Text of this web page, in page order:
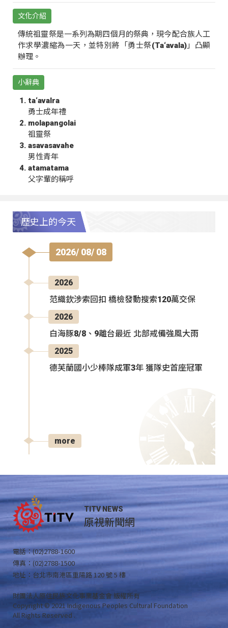
文化介紹
傳統祖靈祭是一系列為期四個月的祭典，現今配合族人工
作求學濃縮為一天，並特別將「勇士祭(Ta‘avala)」凸顯
辦理。
小辭典
ta‘avalra
勇士成年禮
molapangolai
祖靈祭
asavasavahe
男性青年
atamatama
父字輩的稱呼
歷史上的今天
2026/ 08/ 08
2026
范織欽涉索回扣 橋檢發動搜索120萬交保
2026
白海豚8/8、9離台最近 北部戒備強風大雨
2025
德芙蘭國小少棒隊成軍3年 獲隊史首座冠軍
more
TITV NEWS
原視新聞網
電話：(02)2788-1600
傳真：(02)2788-1500
地址：台北市南港區重陽路 120 號 5 樓
財團法人原住民族文化事業基金會 版權所有
Copyright © 2021 Indigenous Peoples Cultural Foundation
All Rights Reserved .